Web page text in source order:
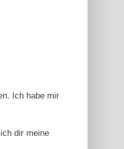
Ich habe mir
dir meine